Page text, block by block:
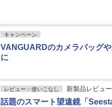
キャンペーン
VANGUARDのカメラバッグ
に
レビュー・使いこなし 新製品レビュー
話題のスマート望遠鏡「